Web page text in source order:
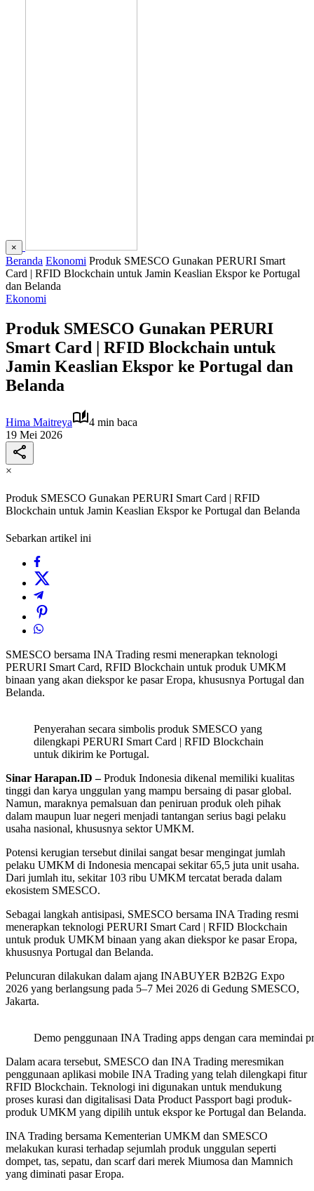
×
Beranda Ekonomi Produk SMESCO Gunakan PERURI Smart
Card | RFID Blockchain untuk Jamin Keaslian Ekspor ke Portugal
dan Belanda
Ekonomi
Produk SMESCO Gunakan PERURI
Smart Card | RFID Blockchain untuk
Jamin Keaslian Ekspor ke Portugal dan
Belanda
Hima Maitreya
4 min baca
19 Mei 2026
×
Produk SMESCO Gunakan PERURI Smart Card | RFID
Blockchain untuk Jamin Keaslian Ekspor ke Portugal dan Belanda
Sebarkan artikel ini
SMESCO bersama INA Trading resmi menerapkan teknologi
PERURI Smart Card, RFID Blockchain untuk produk UMKM
binaan yang akan diekspor ke pasar Eropa, khususnya Portugal dan
Belanda.
Penyerahan secara simbolis produk SMESCO yang
dilengkapi PERURI Smart Card | RFID Blockchain
untuk dikirim ke Portugal.
Sinar Harapan.ID –Produk Indonesia dikenal memiliki kualitas
tinggi dan karya unggulan yang mampu bersaing di pasar global.
Namun, maraknya pemalsuan dan peniruan produk oleh pihak
dalam maupun luar negeri menjadi tantangan serius bagi pelaku
usaha nasional, khususnya sektor UMKM.
Potensi kerugian tersebut dinilai sangat besar mengingat jumlah
pelaku UMKM di Indonesia mencapai sekitar 65,5 juta unit usaha.
Dari jumlah itu, sekitar 103 ribu UMKM tercatat berada dalam
ekosistem SMESCO.
Sebagai langkah antisipasi, SMESCO bersama INA Trading resmi
menerapkan teknologi PERURI Smart Card | RFID Blockchain
untuk produk UMKM binaan yang akan diekspor ke pasar Eropa,
khususnya Portugal dan Belanda.
Peluncuran dilakukan dalam ajang INABUYER B2B2G Expo
2026 yang berlangsung pada 5–7 Mei 2026 di Gedung SMESCO,
Jakarta.
Demo penggunaan INA Trading apps dengan cara
Dalam acara tersebut, SMESCO dan INA Trading meresmikan
penggunaan aplikasi mobile INA Trading yang telah dilengkapi fitur
RFID Blockchain. Teknologi ini digunakan untuk mendukung
proses kurasi dan digitalisasi Data Product Passport bagi produk-
produk UMKM yang dipilih untuk ekspor ke Portugal dan Belanda.
INA Trading bersama Kementerian UMKM dan SMESCO
melakukan kurasi terhadap sejumlah produk unggulan seperti
dompet, tas, sepatu, dan scarf dari merek Miumosa dan Mamnich
yang diminati pasar Eropa.